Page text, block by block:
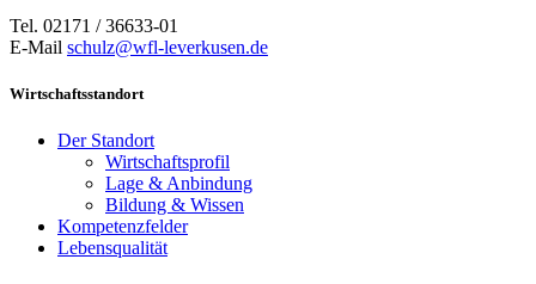
Tel. 02171 / 36633-01
E-Mail schulz@wfl-leverkusen.de
Wirtschaftsstandort
Der Standort
Wirtschaftsprofil
Lage & Anbindung
Bildung & Wissen
Kompetenzfelder
Lebensqualität